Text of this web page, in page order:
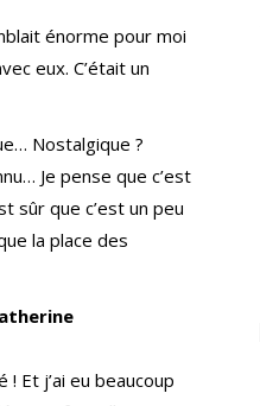
énorme pour moi
eux. C’était un
Nostalgique ?
Je pense que c’est
sûr que c’est un peu
la place des
Et j’ai eu beaucoup